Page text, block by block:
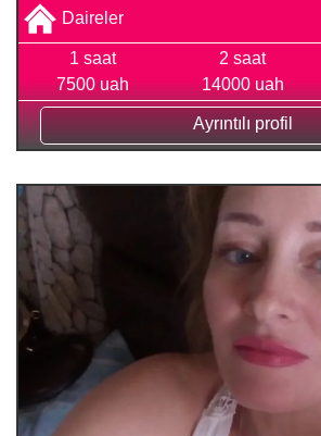
Daireler
1 saat
7500 uah
2 saat
14000 uah
Ayrıntılı profil